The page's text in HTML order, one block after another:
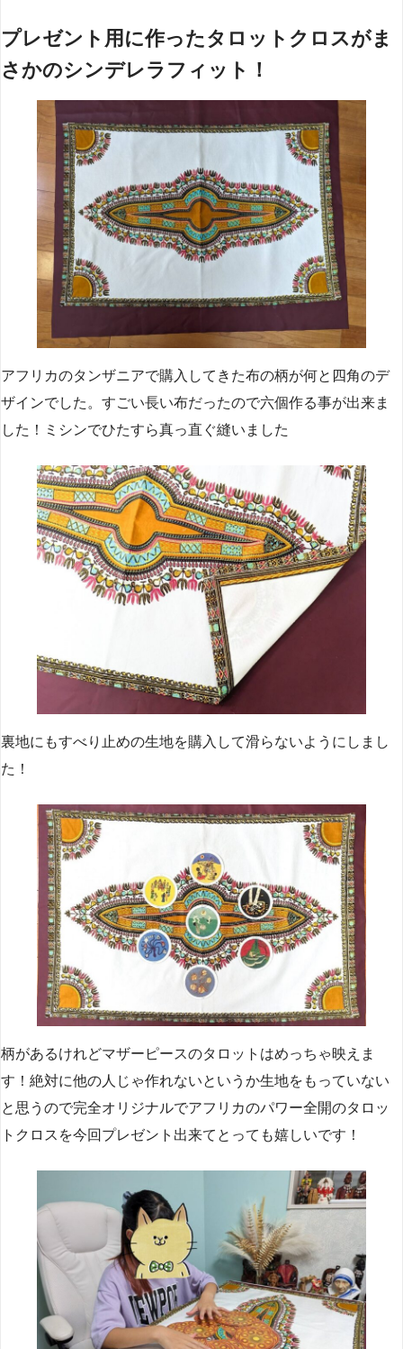
プレゼント用に作ったタロットクロスがま
さかのシンデレラフィット！
アフリカのタンザニアで購入してきた布の柄が何と四角のデ
ザインでした。すごい長い布だったので六個作る事が出来ま
した！ミシンでひたすら真っ直ぐ縫いました
裏地にもすべり止めの生地を購入して滑らないようにしまし
た！
柄があるけれどマザーピースのタロットはめっちゃ映えま
す！絶対に他の人じゃ作れないというか生地をもっていない
と思うので完全オリジナルでアフリカのパワー全開のタロッ
トクロスを今回プレゼント出来てとっても嬉しいです！